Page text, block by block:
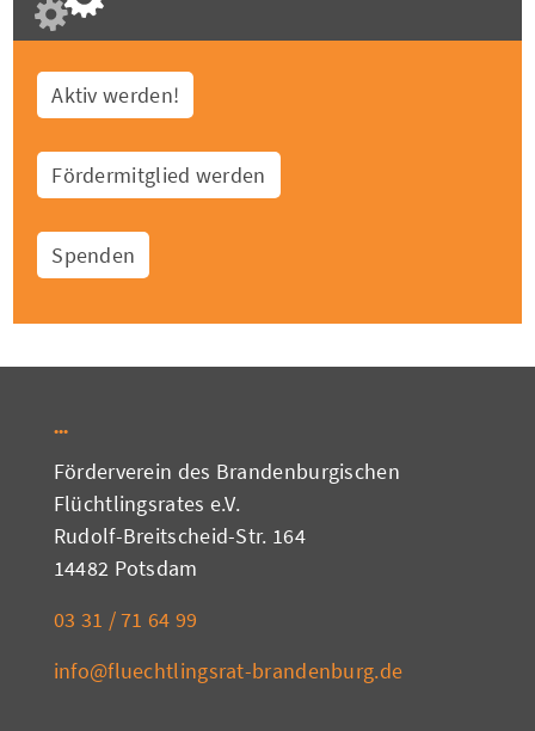
Aktiv werden!
Fördermitglied werden
Spenden
Förderverein des Brandenburgischen
Flüchtlingsrates e.V.
Rudolf-Breitscheid-Str. 164
14482 Potsdam
03 31 / 71 64 99
info@fluechtlingsrat-brandenburg.de